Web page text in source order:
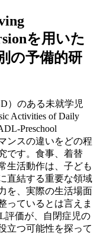
を用いた
の予備的研
）のある未就学児
Activities of Daily
Preschool
ンスの違いをどの程
です。食事、着替
生活動作は、子ども
直結する重要な領域
を、実際の生活場面
っているとは言えま
評価が、自閉症児の
立つ可能性を探って